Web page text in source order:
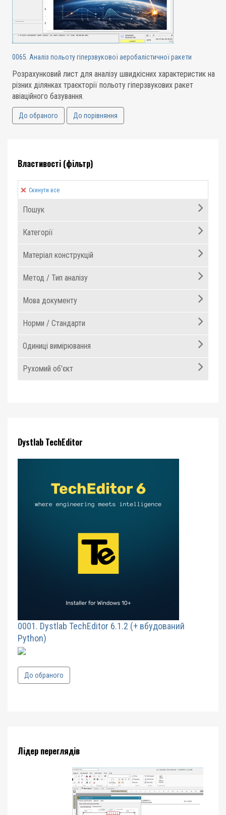
0065. Аналіз польоту гіперзвукової аеробалістичної ракети
Розрахунковий лист для аналізу швидкісних характеристик на
різних ділянках траєкторії польоту гіперзвукових ракет
авіаційного базування.
До обраного До порівняння
Властивості (фільтр)
Скинути все
Пошук
Категорії
Матеріал конструкцій
Метод / Тип аналізу
Мова документу
Норми / Стандарти
Одиниці вимірювання
Рухомий об'єкт
Dystlab TechEditor
0001. Dystlab TechEditor 6.1.2 (+ вбудований
Python)
До обраного
Лідер переглядів